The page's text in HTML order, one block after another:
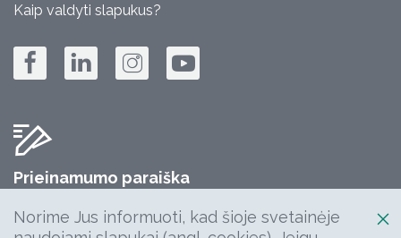
Kaip valdyti slapukus?
Prieinamumo paraiška
info@keliuprieziura.lt
Norime Jus informuoti, kad šioje svetainėje